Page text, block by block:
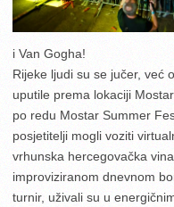
i Van Gogha!
Rijeke ljudi su se jučer, već
uputile prema lokaciji
po redu Mostar Summer
posjetitelji mogli voziti
vrhunska hercegovačka
improviziranom dnevnom
turnir, uživali su u